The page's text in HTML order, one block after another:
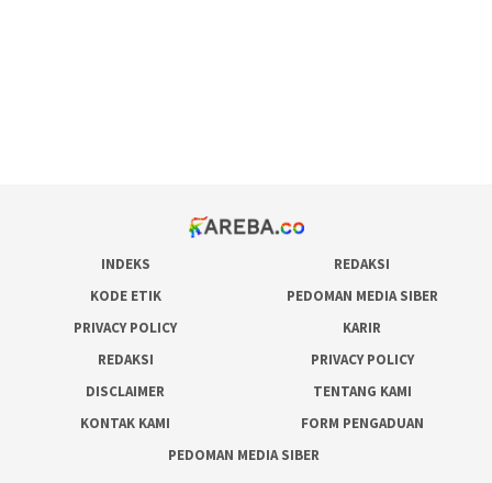
INDEKS
REDAKSI
KODE ETIK
PEDOMAN MEDIA SIBER
PRIVACY POLICY
KARIR
REDAKSI
PRIVACY POLICY
DISCLAIMER
TENTANG KAMI
KONTAK KAMI
FORM PENGADUAN
PEDOMAN MEDIA SIBER